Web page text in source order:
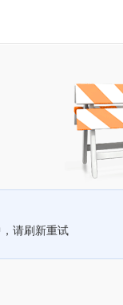
请刷新重试